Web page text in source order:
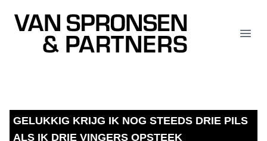
Van Spronsen & Partners
GELUKKIG KRIJG IK NOG STEEDS DRIE PILS
ALS IK DRIE VINGERS OPSTEEK